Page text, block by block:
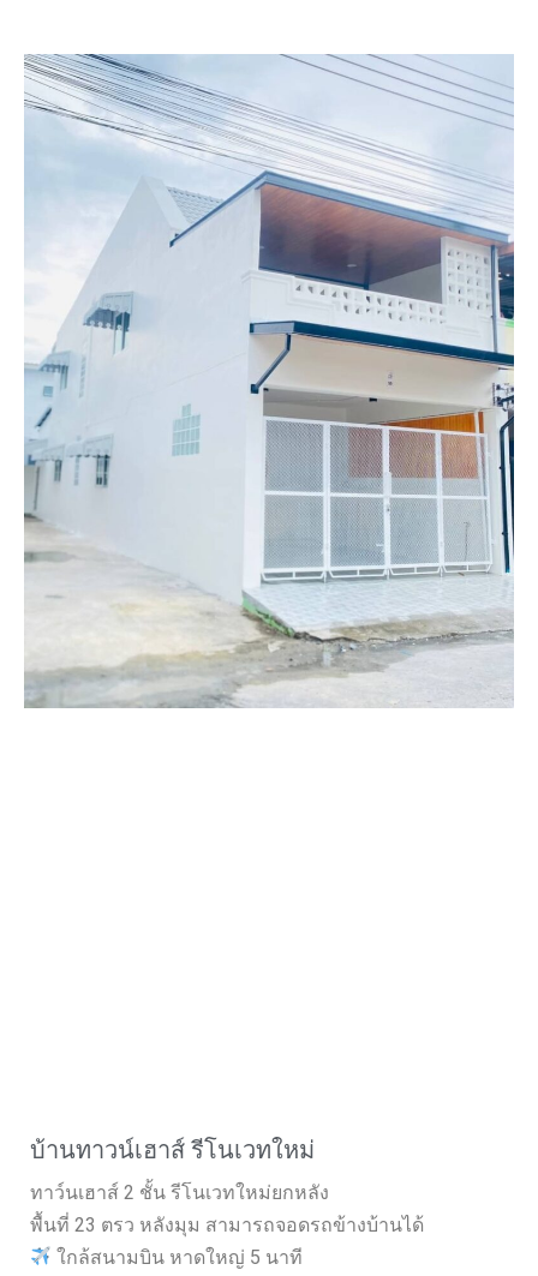
บ้านทาวน์เฮาส์ รีโนเวทใหม่
ทาว์นเฮาส์ 2 ชั้น รีโนเวทใหม่ยกหลัง
พื้นที่ 23 ตรว หลังมุม สามารถจอดรถข้างบ้านได้
ใกล้สนามบิน หาดใหญ่ 5 นาที